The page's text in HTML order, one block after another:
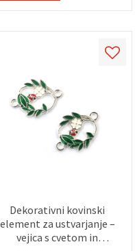
Dekorativni kovinski
element za ustvarjanje –
vejica s cvetom in